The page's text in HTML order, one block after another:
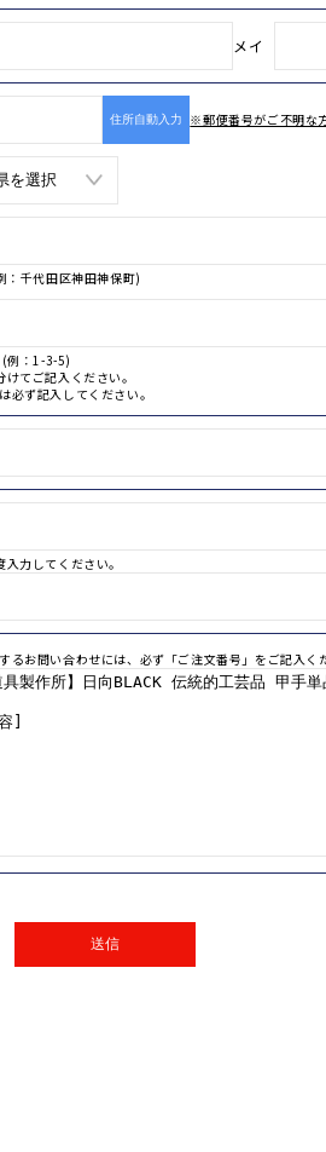
メイ
住所自動入力 ※郵便番号がご不明な
：千代田区神田神保町)
例：1-3-5)
てご記入ください。
必ず記入してください。
力してください。
るお問い合わせには、必ず「ご注文番号」をご記入く
送信